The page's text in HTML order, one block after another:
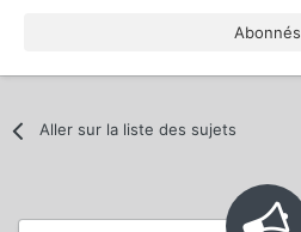
Abonnés
Aller sur la liste des sujets